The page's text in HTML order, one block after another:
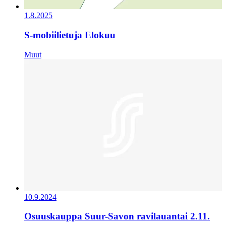
1.8.2025
S-mobiilietuja Elokuu
Muut
10.9.2024
Osuuskauppa Suur-Savon ravilauantai 2.11.